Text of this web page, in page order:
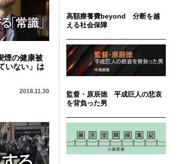
煙の健康被
いない」は
2018.11.30
高額療養費beyond 分断を越
える社会保障
監督・原辰徳 平成巨人の悲哀
を背負った男